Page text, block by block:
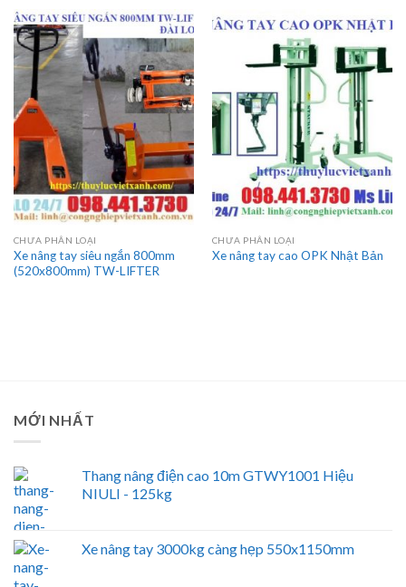
CHƯA PHÂN LOẠI
Xe nâng tay siêu ngắn 800mm
(520x800mm) TW-LIFTER
CHƯA PHÂN LOẠI
Xe nâng tay cao OPK Nhật Bản
MỚI NHẤT
Thang nâng điện cao 10m GTWY1001 Hiệu
NIULI - 125kg
Xe nâng tay 3000kg càng hẹp 550x1150mm